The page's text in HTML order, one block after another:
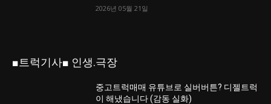
2026년 05월 21일
■트럭기사■ 인생.극장
중고트럭매매 유튜브로 실버버튼? 디젤트럭
이 해냈습니다 (감동 실화)